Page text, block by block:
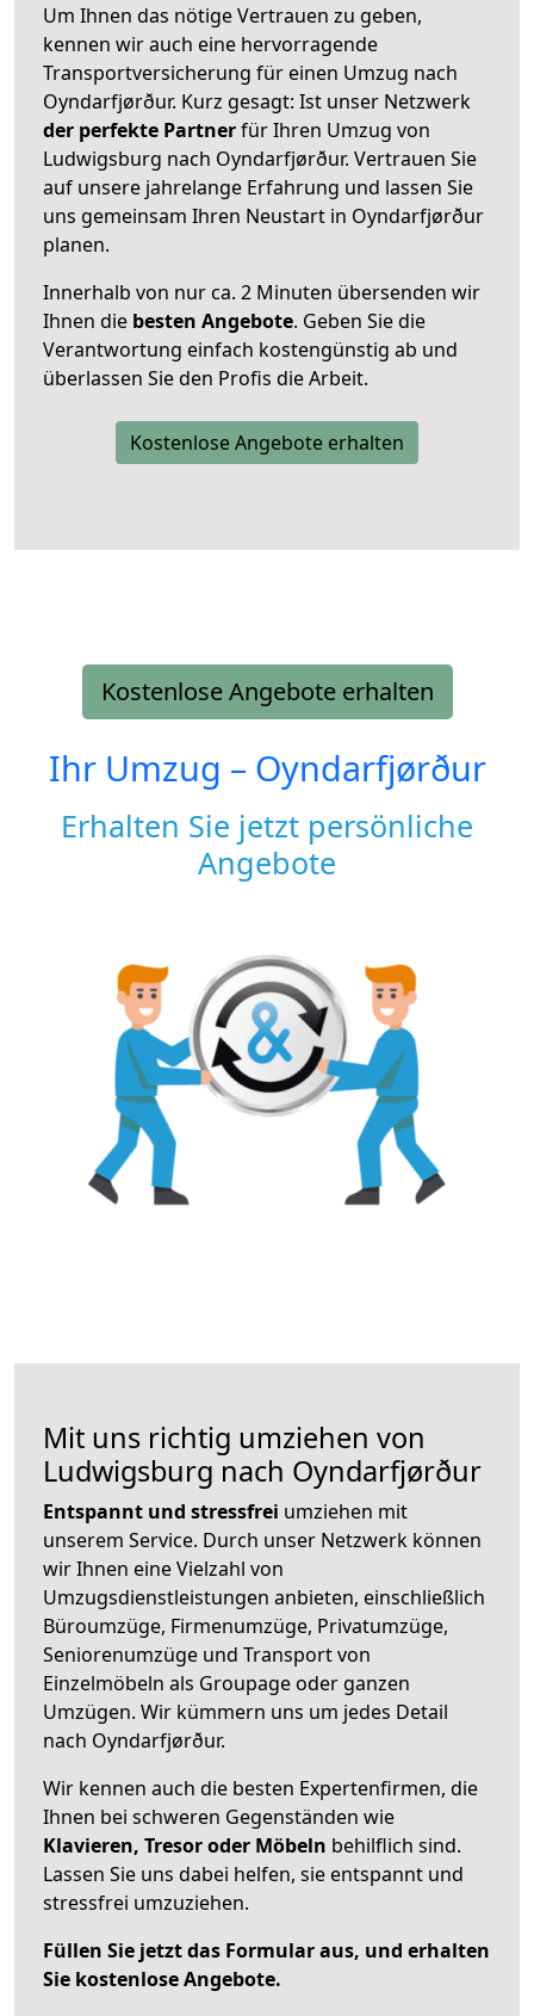
Um Ihnen das nötige Vertrauen zu geben,
kennen wir auch eine hervorragende
Transportversicherung für einen Umzug nach
Oyndarfjørður. Kurz gesagt: Ist unser Netzwerk
der perfekte Partnerfür Ihren Umzug von
Ludwigsburg nach Oyndarfjørður. Vertrauen Sie
auf unsere jahrelange Erfahrung und lassen Sie
uns gemeinsam Ihren Neustart in Oyndarfjørður
planen.
Innerhalb von nur ca. 2 Minuten übersenden wir
Ihnen die besten Angebote. Geben Sie die
Verantwortung einfach kostengünstig ab und
überlassen Sie den Profis die Arbeit.
Kostenlose Angebote erhalten
Kostenlose Angebote erhalten
Ihr Umzug – Oyndarfjørður
Erhalten Sie jetzt persönliche
Angebote
Mit uns richtig umziehen von
Ludwigsburg nach Oyndarfjørður
Entspannt und stressfrei umziehen mit
unserem Service. Durch unser Netzwerk können
wir Ihnen eine Vielzahl von
Umzugsdienstleistungen anbieten, einschließlich
Büroumzüge, Firmenumzüge, Privatumzüge,
Seniorenumzüge und Transport von
Einzelmöbeln als Groupage oder ganzen
Umzügen. Wir kümmern uns um jedes Detail
nach Oyndarfjørður.
Wir kennen auch die besten Expertenfirmen, die
Ihnen bei schweren Gegenständen wie
Klavieren, Tresor oder Möbeln behilflich sind.
Lassen Sie uns dabei helfen, sie entspannt und
stressfrei umzuziehen.
Füllen Sie jetzt das Formular aus, und erhalten
Sie kostenlose Angebote.